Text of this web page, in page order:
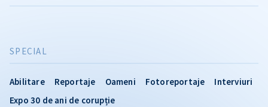
SPECIAL
Abilitare Reportaje Oameni Fotoreportaje
Interviuri
Expo 30 de ani de corupție